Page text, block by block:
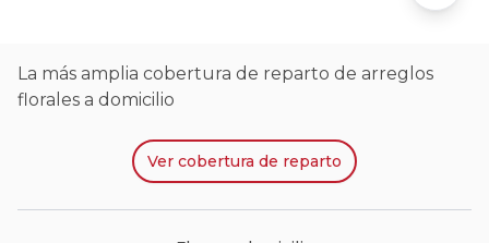
La más amplia cobertura de reparto de arreglos
florales a domicilio
Ver cobertura de reparto